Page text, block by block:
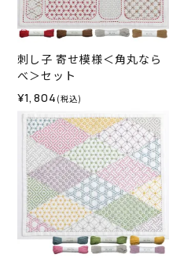
刺し子 寄せ模様＜角丸なら
べ＞セット
¥1,804 (税込)